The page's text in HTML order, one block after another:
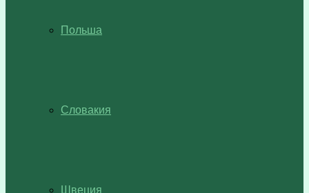
Польша
Словакия
Швеция